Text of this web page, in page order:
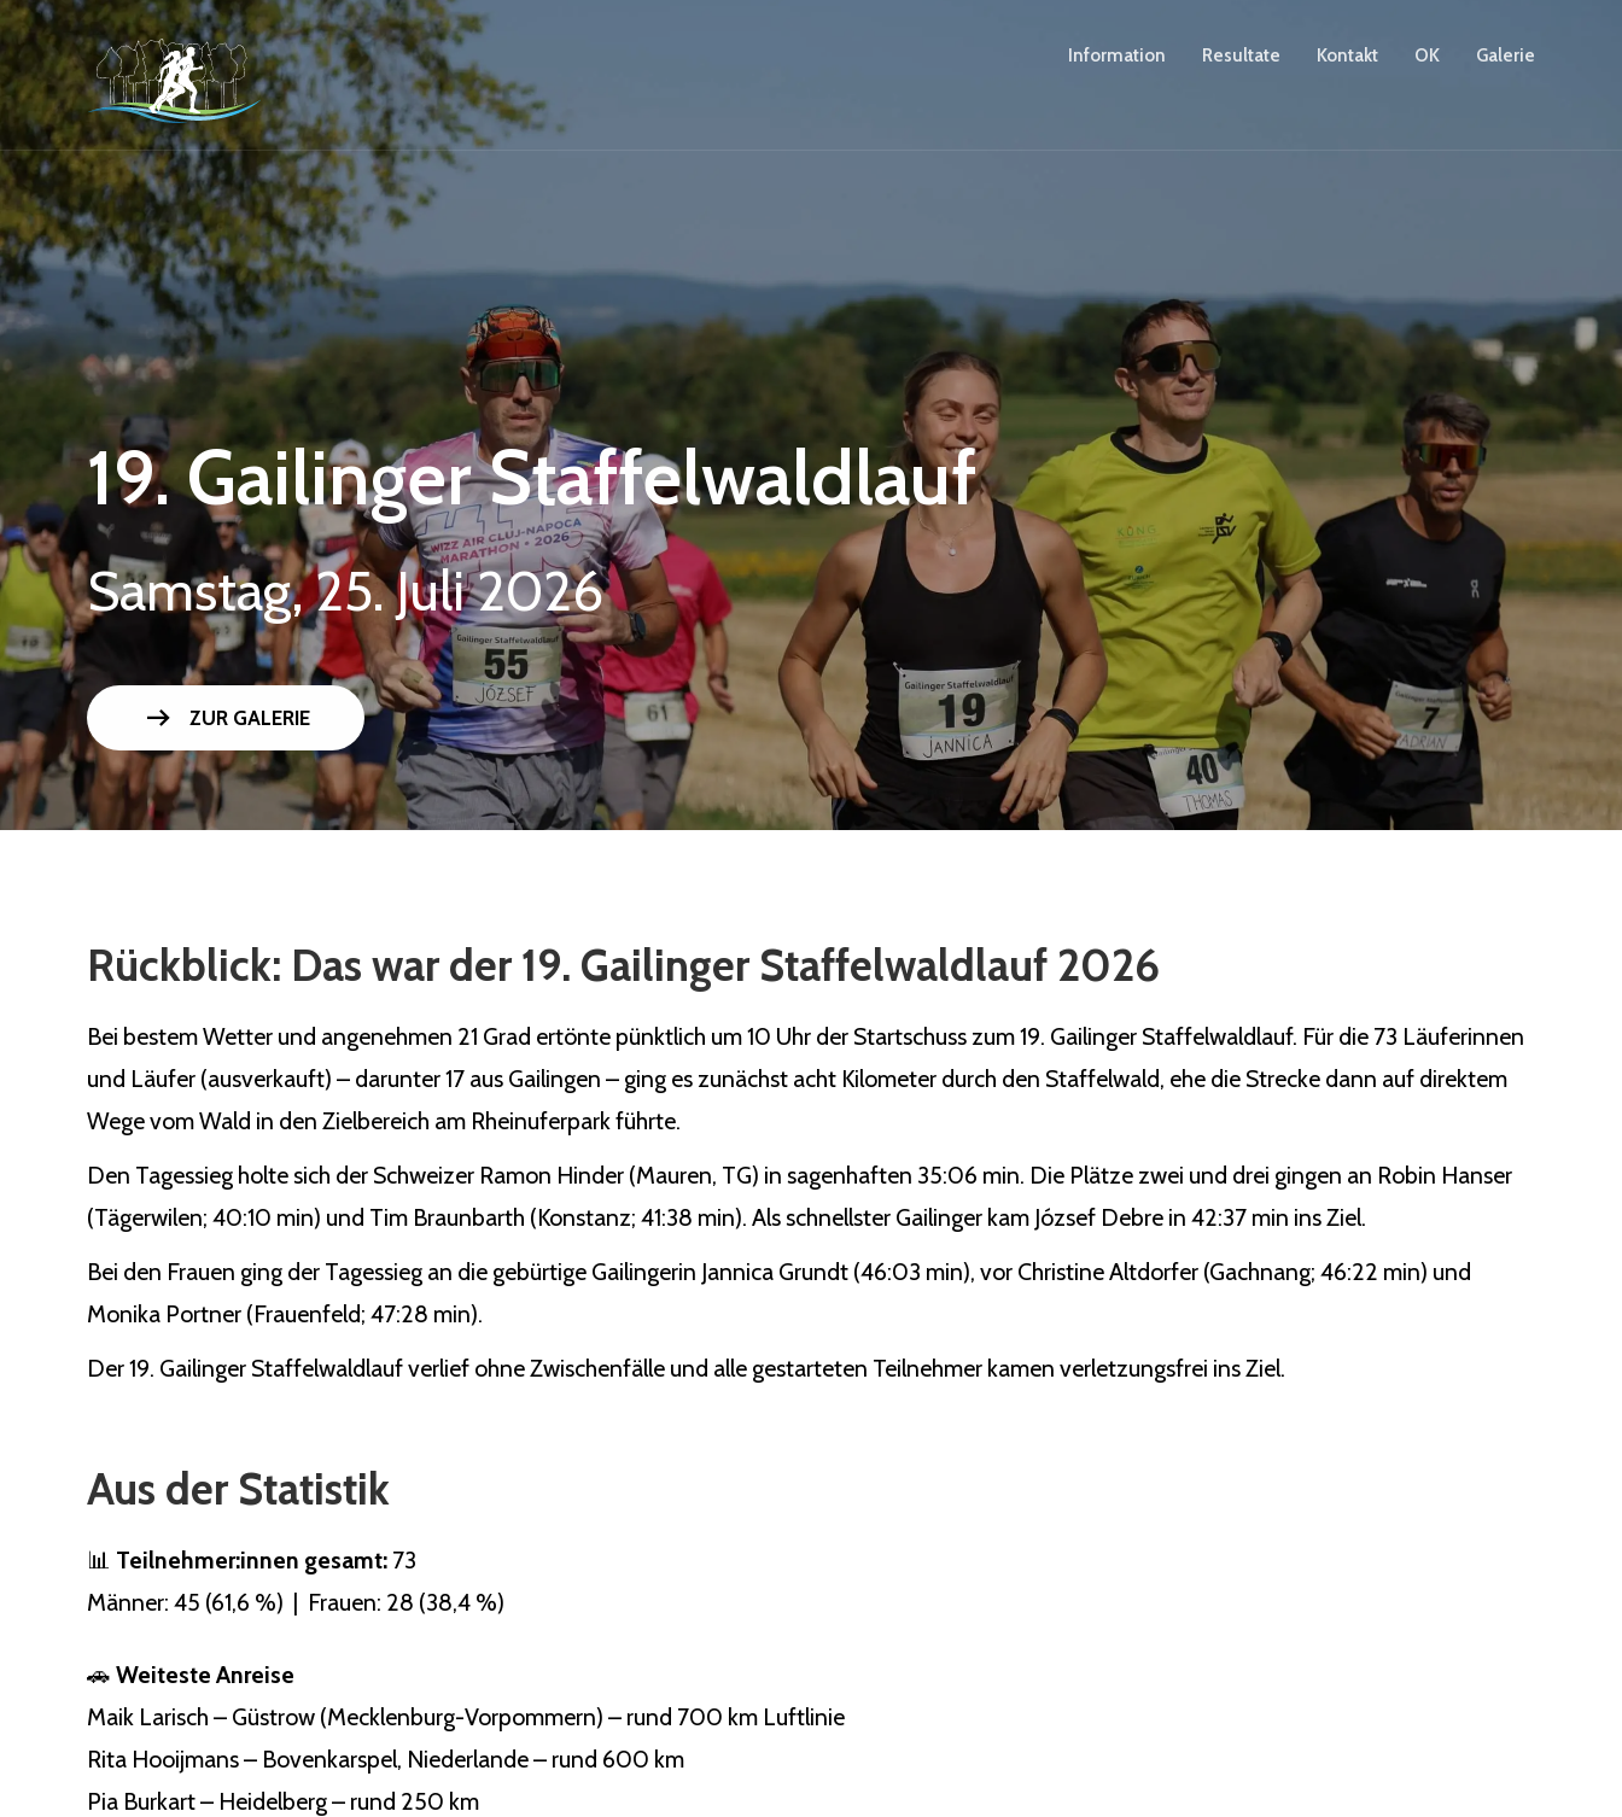
Information Resultate Kontakt OK Galerie
19. Gailinger Staffelwaldlauf
Samstag, 25. Juli 2026
arrow_right_alt ZUR GALERIE
Rückblick: Das war der 19. Gailinger Staffelwaldlauf 2026
Bei bestem Wetter und angenehmen 21 Grad ertönte pünktlich um 10 Uhr der Startschuss zum 19. Gailinger Staffelwaldlauf. Für die 73 Läuferinnen
und Läufer (ausverkauft) – darunter 17 aus Gailingen – ging es zunächst acht Kilometer durch den Staffelwald, ehe die Strecke dann auf direktem
Wege vom Wald in den Zielbereich am Rheinuferpark führte.
Den Tagessieg holte sich der Schweizer Ramon Hinder (Mauren, TG) in sagenhaften 35:06 min. Die Plätze zwei und drei gingen an Robin Hanser
(Tägerwilen; 40:10 min) und Tim Braunbarth (Konstanz; 41:38 min). Als schnellster Gailinger kam József Debre in 42:37 min ins Ziel.
Bei den Frauen ging der Tagessieg an die gebürtige Gailingerin Jannica Grundt (46:03 min), vor Christine Altdorfer (Gachnang; 46:22 min) und
Monika Portner (Frauenfeld; 47:28 min).
Der 19. Gailinger Staffelwaldlauf verlief ohne Zwischenfälle und alle gestarteten Teilnehmer kamen verletzungsfrei ins Ziel.
Aus der Statistik
📊 Teilnehmer:innen gesamt: 73
Männer: 45 (61,6 %) | Frauen: 28 (38,4 %)
🚗 Weiteste Anreise
Maik Larisch – Güstrow (Mecklenburg-Vorpommern) – rund 700 km Luftlinie
Rita Hooijmans – Bovenkarspel, Niederlande – rund 600 km
Pia Burkart – Heidelberg – rund 250 km